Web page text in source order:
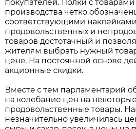
покупателей. Полки с
производства четко
соответствующими
продовольственных и
товаров достотачный и
жителям выбрать нужный
цене. На постоянной основе
акционные скидки.
Вместе с тем парламентарий
на колебание цен на некоторые
продовольственные товары.
незначительно увеличилась